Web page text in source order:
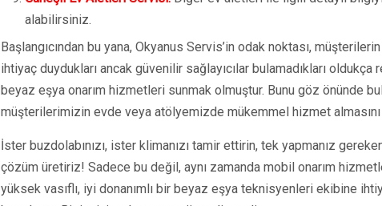
alabilirsiniz.
Başlangıcından bu yana, Okyanus Servis’in odak noktası,
ihtiyaç duydukları ancak güvenilir sağlayıcılar bulamadıkları
beyaz eşya onarım hizmetleri sunmak olmuştur. Bunu göz önünde
müşterilerimizin evde veya atölyemizde mükemmel hizmet almasını
İster buzdolabınızı, ister klimanızı tamir ettirin, tek yapmanız
çözüm üretiriz! Sadece bu değil, aynı zamanda mobil onarım
yüksek vasıflı, iyi donanımlı bir beyaz eşya teknisyenleri ekibine